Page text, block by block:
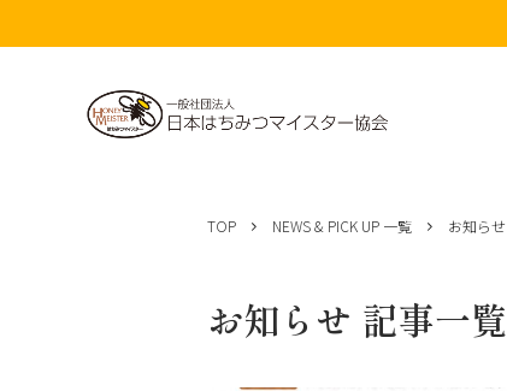
TOP NEWS & PICK UP 一覧 お知らせ
お知らせ 記事一覧